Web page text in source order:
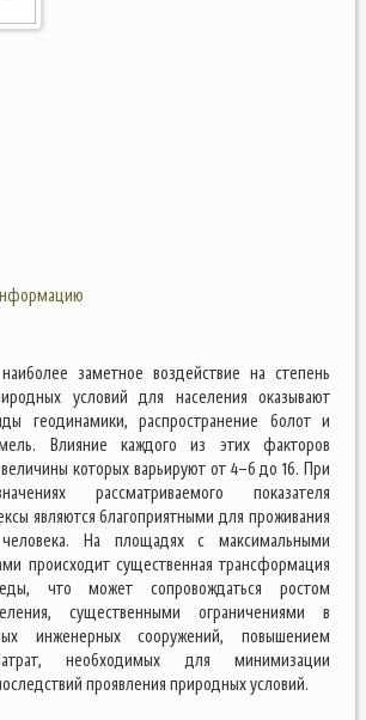
заметное воздействие на степень
условий для населения оказывают
геодинамики, распространение болот и
Влияние каждого из этих факторов
которых варьируют от 4–6 до 16. При
рассматриваемого показателя
являются благоприятными для проживания
На площадях с максимальными
происходит существенная трансформация
что может сопровождаться ростом
существенными ограничениями в
инженерных сооружений, повышением
необходимых для минимизации
проявления природных условий.